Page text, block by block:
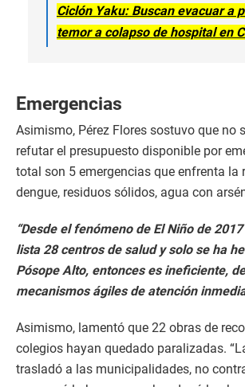
Ciclón Yaku: Buscan evacuar a
temor a colapso de hospital en
Emergencias
Asimismo, Pérez Flores sostuvo que no
refutar el presupuesto disponible por
total son 5 emergencias que enfrenta la
dengue, residuos sólidos, agua con
“Desde el fenómeno de El Niño de
lista 28 centros de salud y solo se ha
Pósope Alto, entonces es ineficiente,
mecanismos ágiles de atención
Asimismo, lamentó que 22 obras de
colegios hayan quedado paralizadas.
trasladó a las municipalidades, no